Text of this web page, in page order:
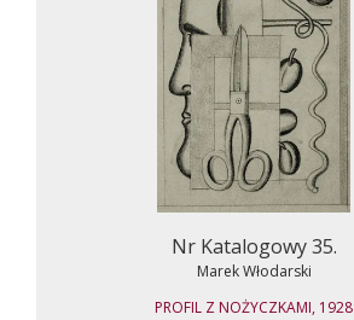
Nr Katalogowy 35.
Marek Włodarski
PROFIL Z NOŻYCZKAMI, 1928